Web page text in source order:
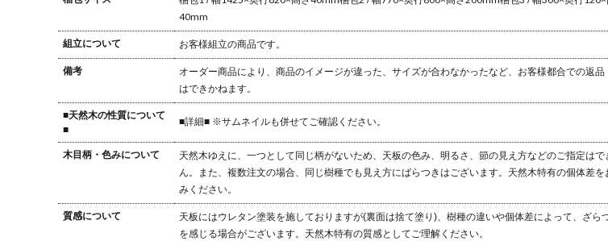
40mm
組立について お客様組立の商品です。
備考
オーダー商品により、商品のイメージが違った、サイズが合わなかったなど、お客様都合での返品
はできかねます。
■天然木の性質について
■
■詳細■ ※サムネイルも併せてご確認ください。
木目柄・色みについて
天然木ゆえに、一つとして同じ柄がないため、天板の色み、明るさ、節の見え方などのご指定はで
ん。また、複数注文の場合、同じ樹種でも見え方にばらつきはございます。天然木特有の個体差を
みください。
質感について
天板にはウレタン塗装を施しておりますが(裏面は捨て塗り)、樹種の違いや個体差によって、ざら
を感じる場合がございます。天然木特有の質感としてご理解ください。